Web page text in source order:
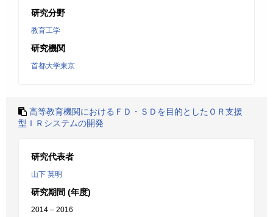
研究分野
教育工学
研究機関
首都大学東京
高等教育機関におけるＦＤ・ＳＤを目的としたＯＲ支援
型ＩＲシステムの開発
研究代表者
山下 英明
研究期間 (年度)
2014 – 2016